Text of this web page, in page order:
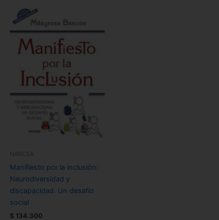
NARCEA
Manifiesto por la inclusión:
Neurodiversidad y
discapacidad. Un desafío
social
$ 134.300